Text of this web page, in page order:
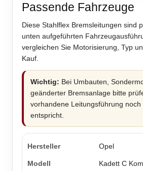
Passende Fahrzeuge
Diese Stahlflex Bremsleitungen sind
unten aufgeführten
vergleichen Sie Motorisierung, Typ
Kauf.
Wichtig: Bei Umbauten,
geänderter Bremsanlage bitte
vorhandene Leitungsführung noch
entspricht.
Opel
Kadett C